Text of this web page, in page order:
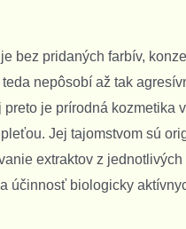
je bez pridaných farbív,
nepôsobí až tak
je prírodná kozmetika
Jej tajomstvom sú
extraktov z jednotlivých
účinnosť biologicky